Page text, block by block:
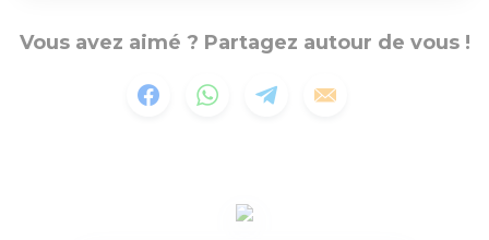
Vous avez aimé ? Partagez autour de vous !